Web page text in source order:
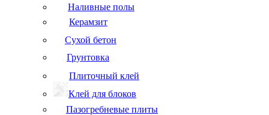
Наливные полы
Керамзит
Сухой бетон
Грунтовка
Плиточный клей
Клей для блоков
Пазогребневые плиты